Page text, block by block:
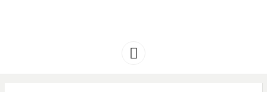
AMERIQUE
Menu